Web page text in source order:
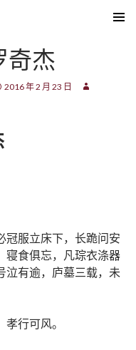
奇杰
2016 年 2 月 23 日
冠服立床下，长跪问安
寝食俱忘，凡琮衣涤器
泣有逾，庐墓三载，未
行可风。